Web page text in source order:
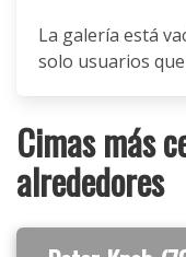
La galería está
solo usuarios
Cimas más
alrededores